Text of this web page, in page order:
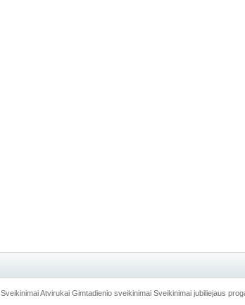
Sveikinimai Atvirukai Gimtadienio sveikinimai Sveikinimai jubiliejaus